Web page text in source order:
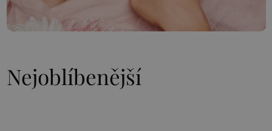
Nejoblíbenější